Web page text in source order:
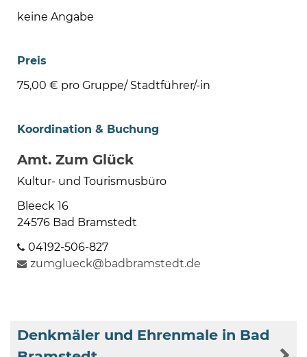
keine Angabe
Preis
75,00 € pro Gruppe/ Stadtführer/-in
Koordination & Buchung
Amt. Zum Glück
Kultur- und Tourismusbüro
Bleeck 16
24576 Bad Bramstedt
04192-506-827
zumglueck@badbramstedt.de
Denkmäler und Ehrenmale in Bad